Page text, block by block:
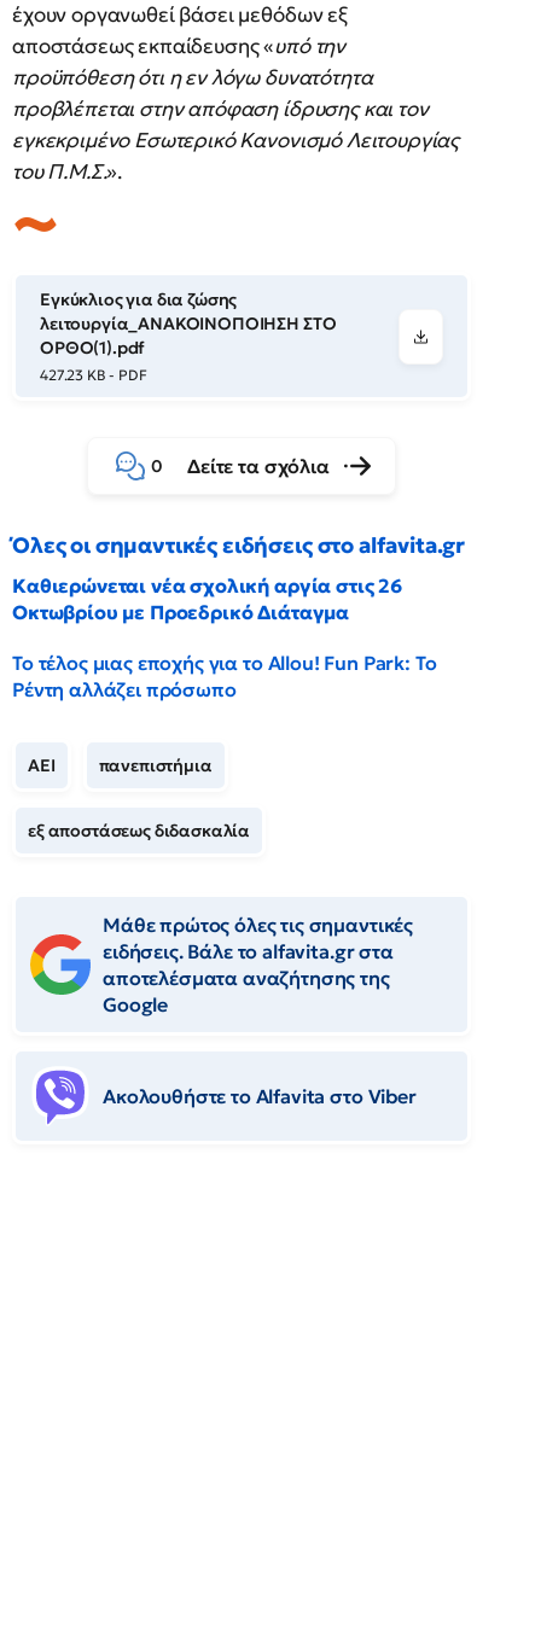
έχουν οργανωθεί βάσει μεθόδων εξ
αποστάσεως εκπαίδευσης «υπό την
προϋπόθεση ότι η εν λόγω δυνατότητα
προβλέπεται στην απόφαση ίδρυσης και τον
εγκεκριμένο Εσωτερικό Κανονισμό Λειτουργίας
του Π.Μ.Σ.».
Εγκύκλιος για δια ζώσης
λειτουργία_ΑΝΑΚΟΙΝΟΠΟΙΗΣΗ ΣΤΟ
ΟΡΘΟ(1).pdf
427.23 KB - PDF
0 Δείτε τα σχόλια
Όλες οι σημαντικές ειδήσεις στο alfavita.gr
Καθιερώνεται νέα σχολική αργία στις 26
Οκτωβρίου με Προεδρικό Διάταγμα
Το τέλος μιας εποχής για το Allou! Fun Park: Το
Ρέντη αλλάζει πρόσωπο
ΑΕΙ πανεπιστήμια
εξ αποστάσεως διδασκαλία
Μάθε πρώτος όλες τις σημαντικές
ειδήσεις. Βάλε το alfavita.gr στα
αποτελέσματα αναζήτησης της
Google
Ακολουθήστε το Αlfavita στο Viber